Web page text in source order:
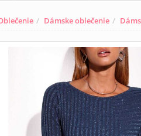
Dámske oblečenie